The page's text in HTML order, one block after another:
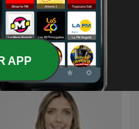
Sonido de Lluvia, Lluvia
Relajante, Lluvia Suave,
Lluvia Nocturna,
Descanso Con Lluvia
APP